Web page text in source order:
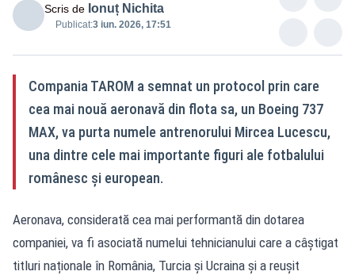
Scris de Ionuț Nichita
Publicat:3 iun. 2026, 17:51
Compania TAROM a semnat un protocol prin care
cea mai nouă aeronavă din flota sa, un Boeing 737
MAX, va purta numele antrenorului Mircea Lucescu,
una dintre cele mai importante figuri ale fotbalului
românesc și european.
Aeronava, considerată cea mai performantă din dotarea
companiei, va fi asociată numelui tehnicianului care a câștigat
titluri naționale în România, Turcia și Ucraina și a reușit